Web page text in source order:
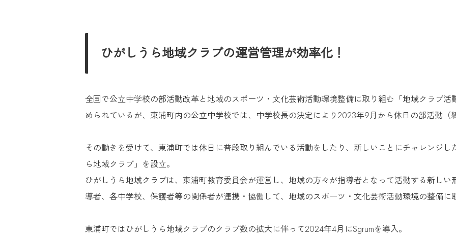
ひがしうら地域クラブの運営管理が効率化！
全国で公立中学校の部活動改革と地域のスポーツ・文化芸術活動環境整備に取り組む「地域クラブ
められているが、東浦町内の公立中学校では、中学校長の決定により2023年9月から休日の部活動（
その動きを受けて、東浦町では休日に普段取り組んでいる活動をしたり、新しいことにチャレンジし
ら地域クラブ」を設立。
ひがしうら地域クラブは、東浦町教育委員会が運営し、地域の方々が指導者となって活動する新し
導者、各中学校、保護者等の関係者が連携・協働して、地域のスポーツ・文化芸術活動環境の整備に
東浦町ではひがしうら地域クラブのクラブ数の拡大に伴って2024年4月にSgrumを導入。